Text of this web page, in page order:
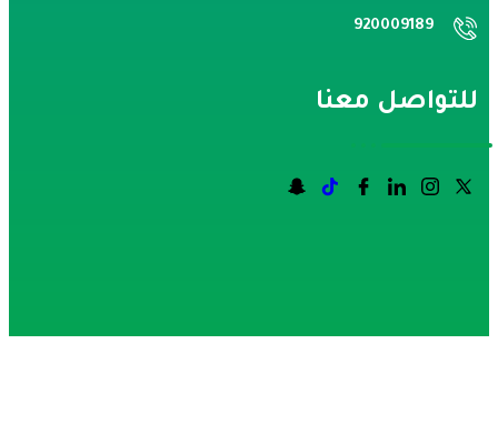
920009189
معنا